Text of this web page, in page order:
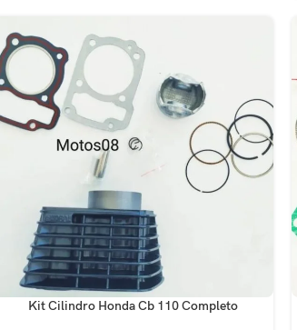
AÑADIR AL CARRITO
Kit Cilindro Honda Cb 110 Completo